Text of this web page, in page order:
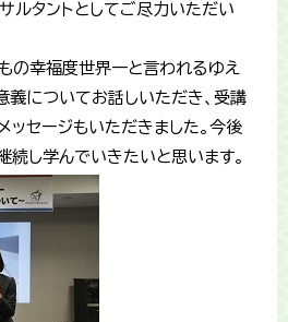
ルタントとしてご尽力いただい
の幸福度世界一と言われるゆえ
義についてお話しいただき、受講
ッセージもいただきました。今後
続し学んでいきたいと思います。